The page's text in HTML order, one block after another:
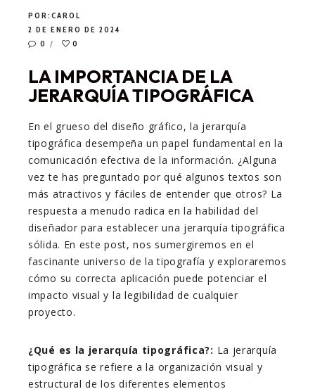
POR:CAROL
2 DE ENERO DE 2024
0
0
LA IMPORTANCIA DE LA
JERARQUÍA TIPOGRÁFICA
En el grueso del diseño gráfico, la jerarquía
tipográfica desempeña un papel fundamental en la
comunicación efectiva de la información. ¿Alguna
vez te has preguntado por qué algunos textos son
más atractivos y fáciles de entender que otros? La
respuesta a menudo radica en la habilidad del
diseñador para establecer una jerarquía tipográfica
sólida. En este post, nos sumergiremos en el
fascinante universo de la tipografía y exploraremos
cómo su correcta aplicación puede potenciar el
impacto visual y la legibilidad de cualquier
proyecto.
¿Qué es la jerarquía tipográfica?: La jerarquía
tipográfica se refiere a la organización visual y
estructural de los diferentes elementos